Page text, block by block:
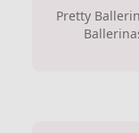
Pretty